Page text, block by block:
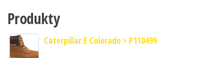
Produkty
Caterpillar E Colorado > P110499